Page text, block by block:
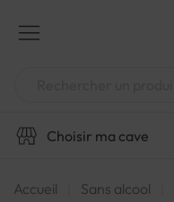
contenu
Choisir ma cave
Accueil Sans alcool